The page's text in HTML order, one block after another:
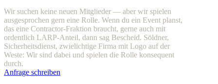
Wir suchen keine neuen Mitglieder — aber wir spielen
ausgesprochen gern eine Rolle. Wenn du ein Event planst,
das eine Contractor-Fraktion braucht, gerne auch mit
ordentlich LARP-Anteil, dann sag Bescheid. Söldner,
Sicherheitsdienst, zwielichtige Firma mit Logo auf der
Weste: Wir sind dabei und spielen die Rolle konsequent
durch.
Anfrage schreiben